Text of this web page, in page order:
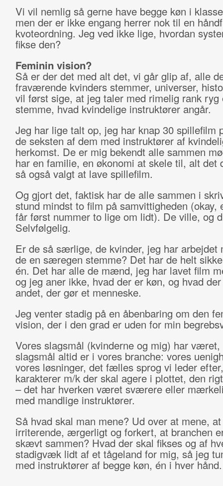
Vi vil nemlig så gerne have begge køn i
men der er ikke engang herrer nok til en
kvoteordning. Jeg ved ikke lige, hvordan
fikse den?
Feminin vision?
Så er der det med alt det, vi går glip af, alle
fraværende kvinders stemmer, universer,
vil først sige, at jeg taler med rimelig rank ryg
stemme, hvad kvindelige instruktører angår.
Jeg har lige talt op, jeg har knap 30 spillefilm
de seksten af dem med instruktører af
herkomst. De er mig bekendt alle sammen
har en familie, en økonomi at skele til, alt det
så også valgt at lave spillefilm.
Og gjort det, faktisk har de alle sammen i
stund mindst to film på samvittigheden (okay,
får først nummer to lige om lidt). De ville, og
Selvfølgelig.
Er de så særlige, de kvinder, jeg har arbejdet
de en særegen stemme? Det har de helt
én. Det har alle de mænd, jeg har lavet film
og jeg aner ikke, hvad der er køn, og hvad
andet, der gør et menneske.
Jeg venter stadig på en åbenbaring om den
vision, der i den grad er uden for min
Vores slagsmål (kvinderne og mig) har været,
slagsmål altid er i vores branche: vores
vores løsninger, det fælles sprog vi leder
karakterer m/k der skal agere i plottet, den
– det har hverken været sværere eller
med mandlige instruktører.
Så hvad skal man mene? Ud over at mene,
irriterende, ærgerligt og forkert, at branchen
skævt sammen? Hvad der skal fikses og af
stadigvæk lidt af et tågeland for mig, så jeg
med instruktører af begge køn, én i hver hånd.